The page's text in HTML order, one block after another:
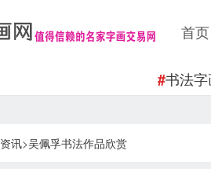
首页
#书法
资讯>吴佩孚书法作品欣赏